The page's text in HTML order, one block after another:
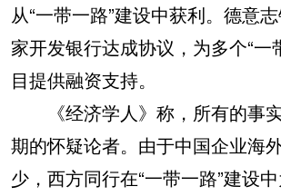
从“一带一路”建设中获利。德意
家开发银行达成协议，为多个“一
目提供融资支持。
《经济学人》称，所有的事
期的怀疑论者。由于中国企业海
少，西方同行在“一带一路”建设